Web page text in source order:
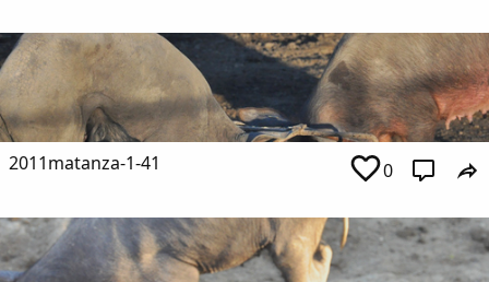
2011matanza-1-41 0